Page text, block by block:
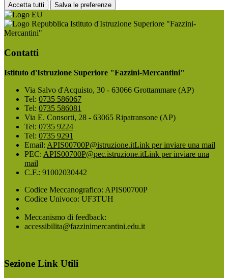
Accetta tutti Salva le preferenze
Istituto d'Istruzione Superiore "Fazzini-
Mercantini"
Contatti
Istituto d'Istruzione Superiore "Fazzini-Mercantini"
Via Salvo d'Acquisto, 30 - 63066 Grottammare (AP)
Tel: 0735 586067
Tel: 0735 586081
Via E. Consorti, 28 - 63065 Ripatransone (AP)
Tel: 0735 9224
Tel: 0735 9291
Email: APIS00700P@istruzione.itLink per inviare una mail
PEC: APIS00700P@pec.istruzione.itLink per inviare una
mail
C.F.: 91002030442
Codice Meccanografico: APIS00700P
Codice Univoco: UF3TUH
Meccanismo di feedback:
accessibilita@fazzinimercantini.edu.it
Sezione Link Utili